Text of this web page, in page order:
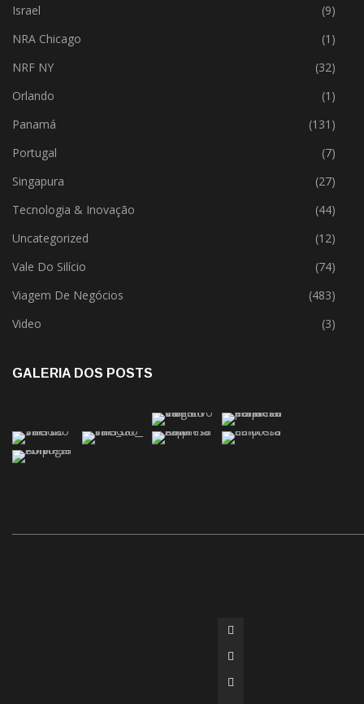
Israel
(9)
NRA Chicago
(1)
NRF NY
(32)
Orlando
(1)
Panamá
(131)
Portugal
(7)
Singapura
(27)
Tecnologia & Inovação
(44)
Uncategorized
(12)
Vale Do Silício
(74)
Viagem De Negócios
(483)
Video
(3)
GALERIA DOS POSTS